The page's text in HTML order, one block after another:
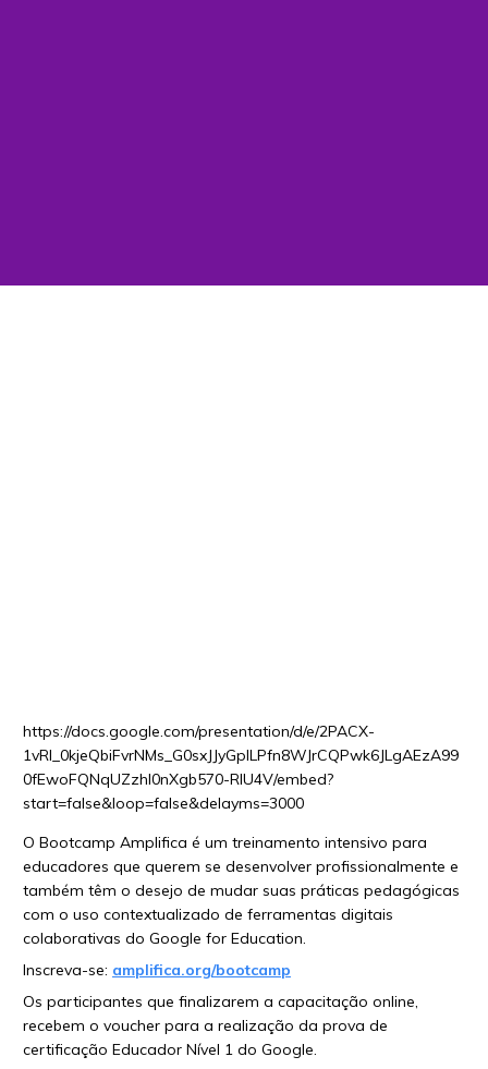
https://docs.google.com/presentation/d/e/2PACX-
1vRl_0kjeQbiFvrNMs_G0sxJJyGpILPfn8WJrCQPwk6JLgAEzA99
0fEwoFQNqUZzhl0nXgb570-RlU4V/embed?
start=false&loop=false&delayms=3000
O Bootcamp Amplifica é um treinamento intensivo para
educadores que querem se desenvolver profissionalmente e
também têm o desejo de mudar suas práticas pedagógicas
com o uso contextualizado de ferramentas digitais
colaborativas do Google for Education.
Inscreva-se: amplifica.org/bootcamp
Os participantes que finalizarem a capacitação online,
recebem o voucher para a realização da prova de
certificação Educador Nível 1 do Google.